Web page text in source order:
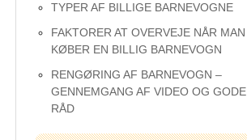
TYPER AF BILLIGE BARNEVOGNE
FAKTORER AT OVERVEJE NÅR MAN
KØBER EN BILLIG BARNEVOGN
RENGØRING AF BARNEVOGN –
GENNEMGANG AF VIDEO OG GODE
RÅD